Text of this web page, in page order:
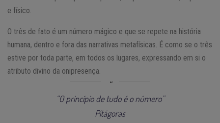
e físico.
O três de fato é um número mágico e que se repete na história
humana, dentro e fora das narrativas metafísicas. É como se o três
estive por toda parte, em todos os lugares, expressando em si o
atributo divino da onipresença.
“O princípio de tudo é o número”
Pitágoras